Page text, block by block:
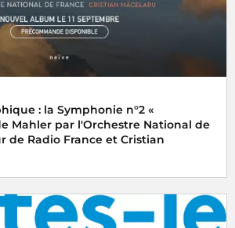
: la Symphonie n°2 «
Mahler par l'Orchestre National de
de Radio France et Cristian